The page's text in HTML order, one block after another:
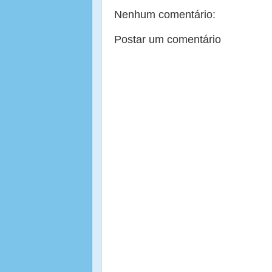
Nenhum comentário:
Postar um comentário